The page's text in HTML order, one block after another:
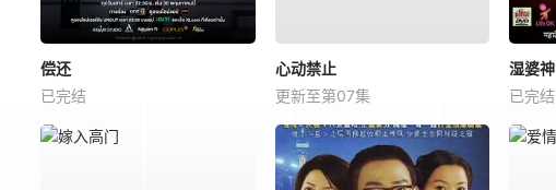
偿还
已完结
心动禁止
更新至第07集
湿婆神
已完结